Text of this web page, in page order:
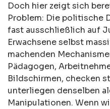
Doch hier zeigt sich
Problem: Die politische
fast ausschließlich auf
Erwachsene selbst
machenden
Pädagogen,
Bildschirmen, checken
unterliegen denselben
Manipulationen. Wenn